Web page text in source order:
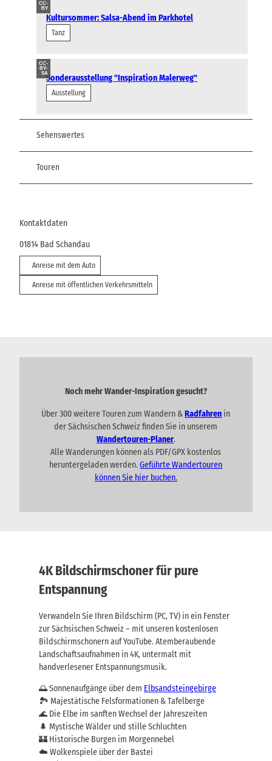
CC-
BY
Kultursommer: Salsa-Abend im Parkhotel
Tanz
CC-
BY-
SASonderausstellung "Inspiration Malerweg"
Ausstellung
Sehenswertes
Touren
Kontaktdaten
01814 Bad Schandau
Anreise mit dem Auto
Anreise mit öffentlichen Verkehrsmitteln
Noch mehr Wander-Inspiration gesucht?
Über 300 weitere Touren zum Wandern &Radfahren in
der Sächsischen Schweiz finden Sie in unserem
Wandertouren-Planer.
Alle Wanderungen können als PDF/GPX kostenlos
heruntergeladen werden.Geführte Wandertouren
können Sie hier buchen.
4K Bildschirmschoner für pure
Entspannung
Verwandeln Sie Ihren Bildschirm (PC, TV) in ein Fenster
zur Sächsischen Schweiz – mit unseren kostenlosen
Bildschirmschonern auf YouTube. Atemberaubende
Landschaftsaufnahmen in 4K, untermalt mit
handverlesener Entspannungsmusik.
🌅 Sonnenaufgänge über dem Elbsandsteingebirge
🏞️ Majestätische Felsformationen & Tafelberge
🌊 Die Elbe im sanften Wechsel der Jahreszeiten
🌲 Mystische Wälder und stille Schluchten
🏰 Historische Burgen im Morgennebel
☁️ Wolkenspiele über der Bastei